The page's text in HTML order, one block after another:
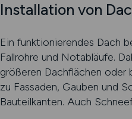
Installation von
Ein funktionierendes Dach
Fallrohre und Notabläufe.
größeren Dachflächen
zu Fassaden, Gauben und
Bauteilkanten. Auch